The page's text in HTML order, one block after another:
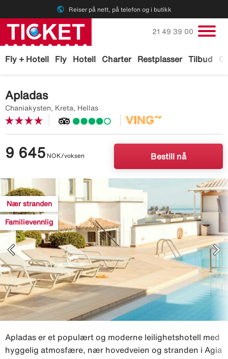
public Reiser på nett, på telefon og i butikk
Fly + Hotell Fly Hotell Charter Restplasser Tilbud
Ring oss på
21 49 39 00
Apladas
Chaniakysten, Kreta, Hellas
9 645 NOK/voksen Bestill nå
Nær stranden
Familievennlig
Image
description
missing
chevron_left chevron_right
Apladas er et populært og moderne leilighetshotell med
hyggelig atmosfære, nær hovedveien og stranden i Agia